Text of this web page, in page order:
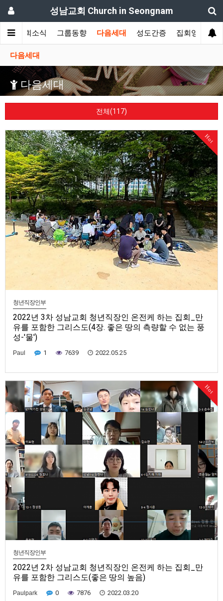
성남교회 Church in Seongnam
교회소식 그룹동향 다음세대 성도간증 집회영상
다음세대
다음세대
전체(117)
Hot
청년직장인부
2022년 3차 성남교회 청년직장인 온전케 하는 집회_만
유를 포함한 그리스도(4장. 좋은 땅의 측량할 수 없는 풍
성-'물')
Paul 1 7639 2022.05.25
는 야탑 근처 공원에서 함께 모여 오랜만에 야외섞임의 시간을 가졌습니다.
(골짜기와 산) 신명기를 볼 때 이 물은 골짜기와 산에서부터 흐르고 있다. 그
것은 무엇을 의미하는가? 골짜기와 산이 없다면 물은 결코 흐르…
Hot
청년직장인부
2022년 2차 성남교회 청년직장인 온전케 하는 집회_만
유를 포함한 그리스도(좋은 땅의 높음)
Paulpark 0 7876 2022.03.20